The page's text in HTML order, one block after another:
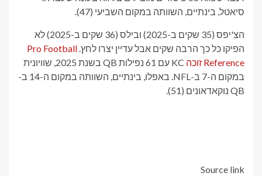
סיאטל, בינתיים, השוותה במקום השביעי (47).
הצ'יפס (35 שקים ב-2025) ובילס (36 שקים ב-2025) לא
הפיקו כל כך הרבה שקים אבל עדיין יצרו לחץ. Pro Football
Reference זוכה
KC עם 61 נפילות QB בשנת 2025, שוויונית
במקום ה-7 ב-NFL. באפלו, בינתיים, השוותה במקום ה-14 ב-
QB נוקאדאונים (51).
Source link